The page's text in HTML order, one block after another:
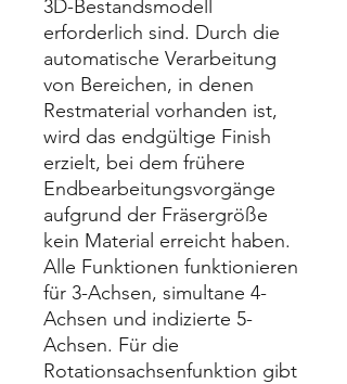
3D-Bestandsmodell
erforderlich sind. Durch die
automatische Verarbeitung
von Bereichen, in denen
Restmaterial vorhanden ist,
wird das endgültige Finish
erzielt, bei dem frühere
Endbearbeitungsvorgänge
aufgrund der Fräsergröße
kein Material erreicht haben.
Alle Funktionen funktionieren
für 3-Achsen, simultane 4-
Achsen und indizierte 5-
Achsen. Für die
Rotationsachsenfunktion gibt